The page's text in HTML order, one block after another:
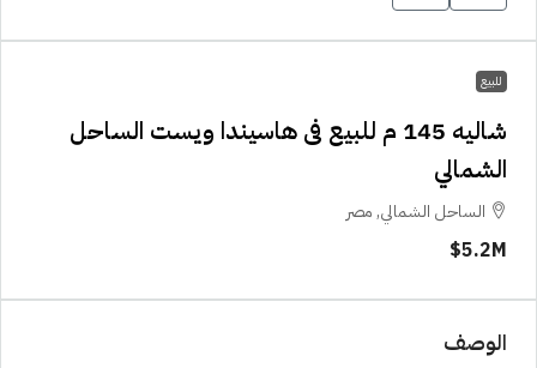
للبيع
شاليه 145 م للبيع فى هاسيندا ويست الساحل
الشمالي
الساحل الشمالي, مصر
5.2M$
الوصف